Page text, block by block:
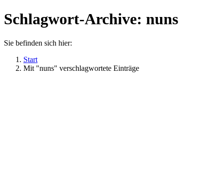
Schlagwort-Archive: nuns
Sie befinden sich hier:
Start
Mit "nuns" verschlagwortete Einträge